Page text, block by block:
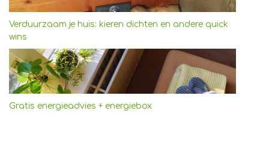
Verduurzaam je huis: kieren dichten en andere quick
wins
Gratis energieadvies + energiebox